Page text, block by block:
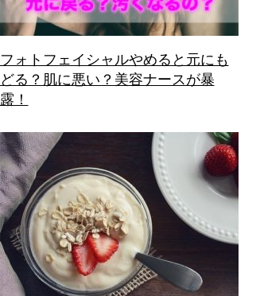
フォトフェイシャルやめると元にも
どる？肌に悪い？美容ナースが暴
露！